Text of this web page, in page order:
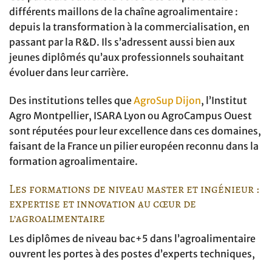
différents maillons de la chaîne agroalimentaire :
depuis la transformation à la commercialisation, en
passant par la R&D. Ils s’adressent aussi bien aux
jeunes diplômés qu’aux professionnels souhaitant
évoluer dans leur carrière.
Des institutions telles queAgroSup Dijon, l’Institut
Agro Montpellier, ISARA Lyon ou AgroCampus Ouest
sont réputées pour leur excellence dans ces domaines,
faisant de la France un pilier européen reconnu dans la
formation agroalimentaire.
Les formations de niveau master et ingénieur :
expertise et innovation au cœur de
l’agroalimentaire
Les diplômes de niveau bac+5 dans l’agroalimentaire
ouvrent les portes à des postes d’experts techniques,